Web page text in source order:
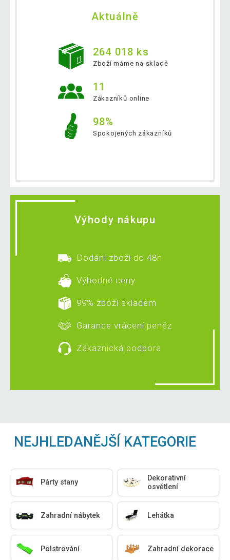
Aktuálně
264 018 ks
Zboží máme na skladě
11
Zákazníků online
98%
Spokojených zákazníků
Výhody nákupu
Dodání zboží do 48h
Výhodné ceny
99% zboží skladem
Garance vrácení peněz
Zákaznická podpora
NEJHLEDANĚJŠÍ KATEGORIE
Párty stany
Dekorativní
osvětlení
Zahradní nábytek Lehátka
Polstrování Zahradní dekorace